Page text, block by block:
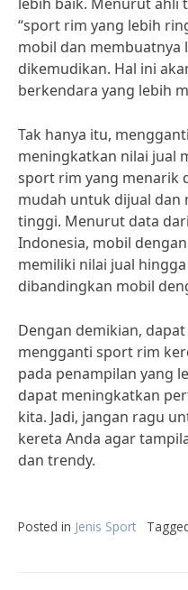
“sport rim yang lebih
mobil dan membuatnya
dikemudikan. Hal ini
berkendara yang lebih
Tak hanya itu,
meningkatkan nilai jual
sport rim yang menarik
mudah untuk dijual dan
tinggi. Menurut data
Indonesia, mobil
memiliki nilai jual
dibandingkan mobil
Dengan demikian,
mengganti sport rim
pada penampilan yang
dapat meningkatkan
kita. Jadi, jangan ragu
kereta Anda agar
dan trendy.
Posted in Jenis Sport